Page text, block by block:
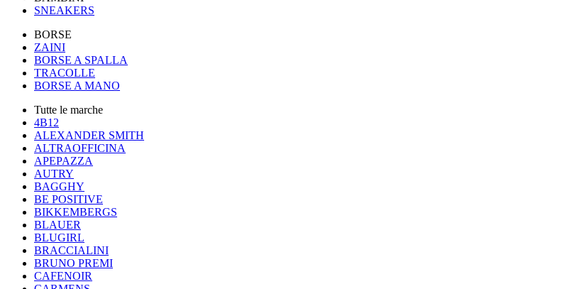
SNEAKERS
BORSE
ZAINI
BORSE A SPALLA
TRACOLLE
BORSE A MANO
Tutte le marche
4B12
ALEXANDER SMITH
ALTRAOFFICINA
APEPAZZA
AUTRY
BAGGHY
BE POSITIVE
BIKKEMBERGS
BLAUER
BLUGIRL
BRACCIALINI
BRUNO PREMI
CAFENOIR